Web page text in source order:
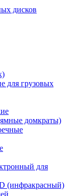
дисков
для грузовых
домкраты)
для
(инфракрасный)